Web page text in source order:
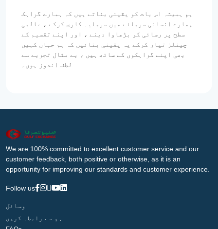
ہم ہمیشہ اس بات کو یقینی بناتے ہیں کہ ہمارے گراہک
ہمارے انسانی سرمائے میں سرمایہ کاری کرکے ، عالمی
سطح پر رسائی کو بڑھاوا دینے ، اور اپنے تقسیم کے
چینلز تیار کرکے یہ یقینی بنائیں کہ ہم جہاں کہیں
بھی اپنے گراہکوں کے ساتھ ہیں ، بے مثال تجربے سے
لطف اندوز ہوں۔
We are 100% committed to excellent customer service and our
customer feedback, both positive or otherwise, as it is an
opportunity for improving our standards and customer experience.
Follow us
وسائل
ہم سے رابطہ کریں